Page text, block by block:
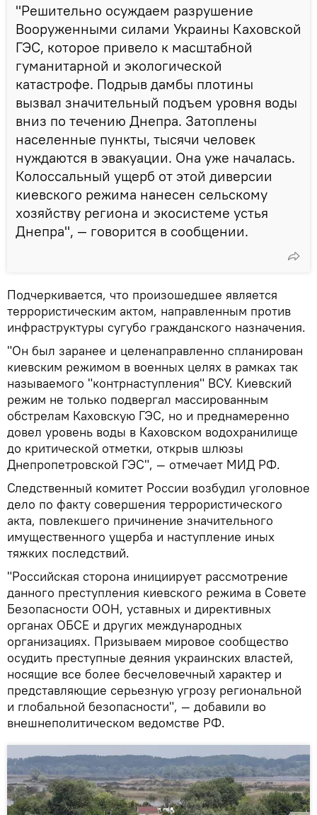
"Решительно осуждаем разрушение
Вооруженными силами Украины Каховской
ГЭС, которое привело к масштабной
гуманитарной и экологической
катастрофе. Подрыв дамбы плотины
вызвал значительный подъем уровня воды
вниз по течению Днепра. Затоплены
населенные пункты, тысячи человек
нуждаются в эвакуации. Она уже началась.
Колоссальный ущерб от этой диверсии
киевского режима нанесен сельскому
хозяйству региона и экосистеме устья
Днепра", — говорится в сообщении.
Подчеркивается, что произошедшее является
террористическим актом, направленным против
инфраструктуры сугубо гражданского назначения.
"Он был заранее и целенаправленно спланирован
киевским режимом в военных целях в рамках так
называемого "контрнаступления" ВСУ. Киевский
режим не только подвергал массированным
обстрелам Каховскую ГЭС, но и преднамеренно
довел уровень воды в Каховском водохранилище
до критической отметки, открыв шлюзы
Днепропетровской ГЭС", — отмечает МИД РФ.
Следственный комитет России возбудил уголовное
дело по факту совершения террористического
акта, повлекшего причинение значительного
имущественного ущерба и наступление иных
тяжких последствий.
"Российская сторона инициирует рассмотрение
данного преступления киевского режима в Совете
Безопасности ООН, уставных и директивных
органах ОБСЕ и других международных
организациях. Призываем мировое сообщество
осудить преступные деяния украинских властей,
носящие все более бесчеловечный характер и
представляющие серьезную угрозу региональной
и глобальной безопасности", — добавили во
внешнеполитическом ведомстве РФ.